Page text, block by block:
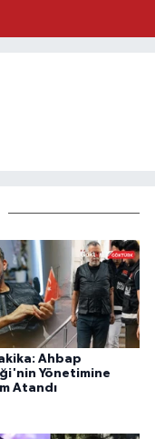
Ahbap
Yönetimine
Atandı